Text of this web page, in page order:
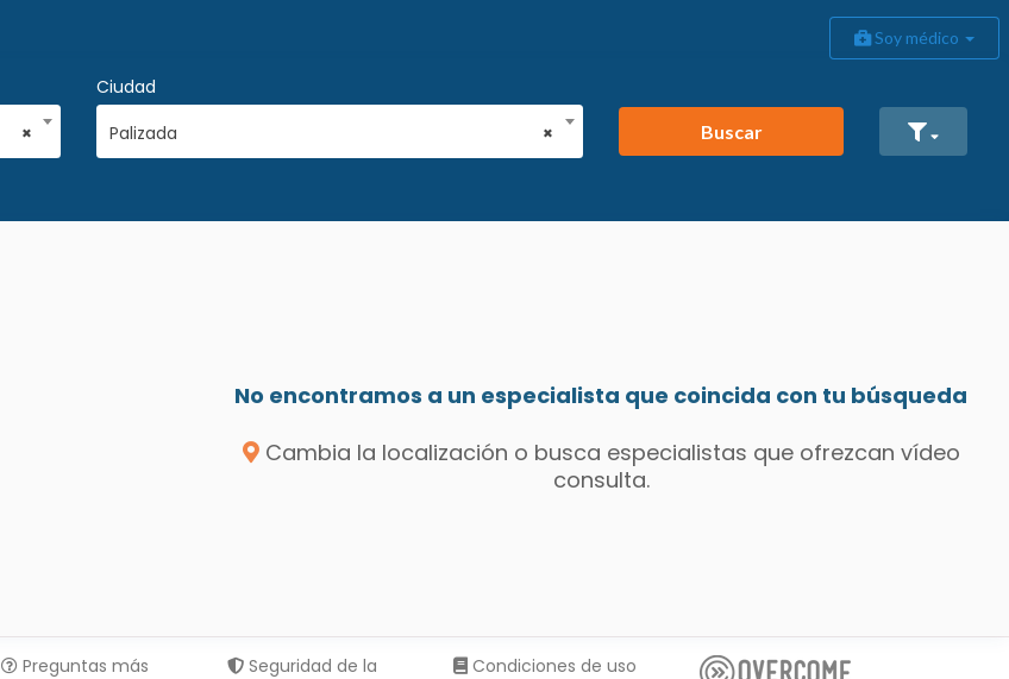
Soy médico
×
Ciudad
×
Palizada Buscar
No encontramos a un especialista que coincida con tu búsqueda
Cambia la localización o busca especialistas que ofrezcan vídeo
consulta.
Preguntas más
Seguridad de la
Condiciones de uso